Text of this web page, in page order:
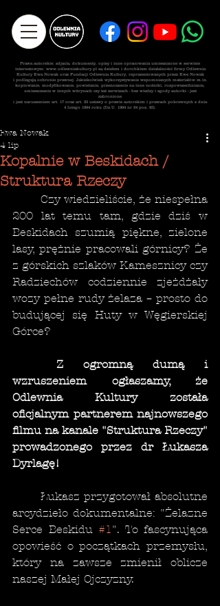
Prawa autorskie: zdjęcia, dokumenty, opisy i inne opracowania umieszczone w serwisie
internetowym: www.odlewniakultury.plsą dziełem i dorobkiem działalności firmy Odlewnia
Kultury Ewa Nowak oraz Fundacji Odlewnia Kultury, reprezentowanych przez Ewę Nowak
i podlegają ochronie prawnej. Jakiekolwiek wykorzystywanie wspomnianych materiałów m.in.
kopiowanie, modyfikowanie, powielanie, przenoszenie na inne nośniki, rozpowszechnianie,
umieszczanie w innych witrynach czy też serwisach - bez wiedzy i zgody autorki - jest
zabronione
i jest naruszeniem art. 17 oraz art. 23 ustawy o prawie autorskim i prawach pokrewnych z dnia
4 lutego 1994 roku (Dz.U. 1994 nr 24 poz. 83).
Kopalnie w Beskidach /
Struktura Rzeczy
Ewa Nowak
4 lip
200 lat temu tam, gdzie dziś w
Beskidach szumią piękne, zielone
lasy, prężnie pracowali górnicy? Że
z górskich szlaków Kamesznicy czy
Radziechów codziennie zjeżdżały
wozy pełne rudy żelaza – prosto do
budującej się Huty w Węgierskiej
Górce?
Z ogromną dumą i
wzruszeniem ogłaszamy, że
Odlewnia Kultury została
oficjalnym partnerem najnowszego
filmu na kanale "Struktura Rzeczy"
prowadzonego przez dr Łukasza
Dyrlagę!
arcydzieło dokumentalne: "Żelazne
Serce Beskidu #1". To fascynująca
opowieść o początkach przemysłu,
który na zawsze zmienił oblicze
naszej Małej Ojczyzny.